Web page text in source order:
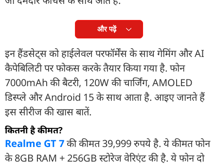
और पढ़ें
इन हैंडसेट्स को हाईलेवल परफॉर्मेंस के साथ गेमिंग और AI
कैपेबिलिटी पर फोकस करके तैयार किया गया है. फोन
7000mAh की बैटरी, 120W की चार्जिंग, AMOLED
डिस्प्ले और Android 15 के साथ आता है. आइए जानते हैं
इस सीरीज की खास बातें.
कितनी है कीमत?
Realme GT 7की कीमत 39,999 रुपये है. ये कीमत फोन
के 8GB RAM + 256GB स्टोरेज वेरिएंट की है. ये फोन दो